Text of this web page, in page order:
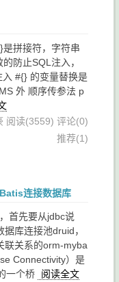
拼接符，字符串
防止SQL注入，
#{} 的变量替换是
外 顺序传参法 p
阅读(3559) 评论(0)
推荐(1)
连接数据库
首先要从jdbc说
库连接池druid，
联关系的orm-myba
Connectivity）是
一个桥
阅读全文